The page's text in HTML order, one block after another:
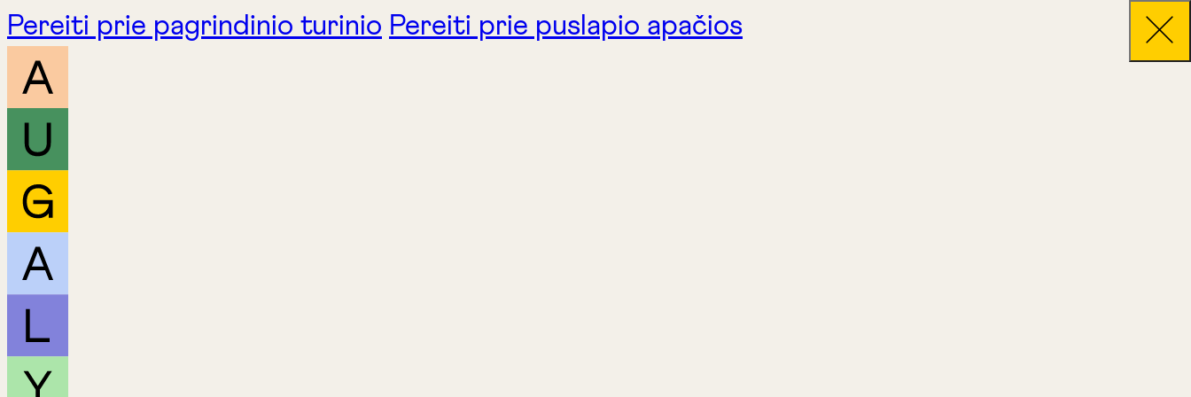
Pereiti prie pagrindinio turinio Pereiti prie puslapio apačios